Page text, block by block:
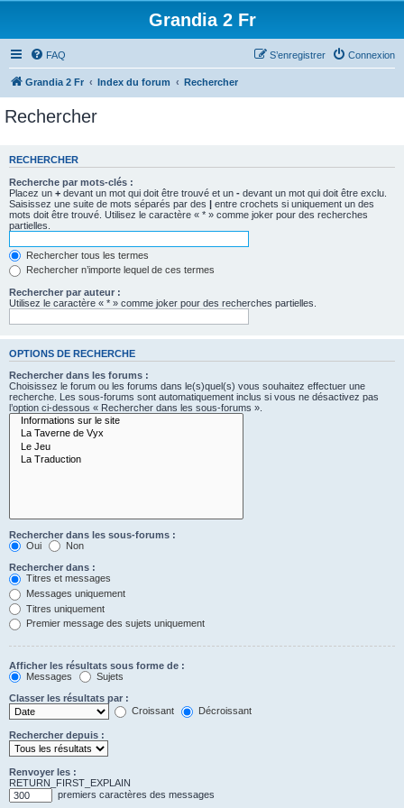
Grandia 2 Fr
FAQ Connexion
S’enregistrer
Grandia 2 Fr Index du forum Rechercher
Rechercher
RECHERCHER
Recherche par mots-clés :
Placez un + devant un mot qui doit être trouvé et un - devant un mot qui doit être exclu.
Saisissez une suite de mots séparés par des | entre crochets si uniquement un des
mots doit être trouvé. Utilisez le caractère « * » comme joker pour des recherches
partielles.
Rechercher tous les termes
Rechercher n’importe lequel de ces termes
Rechercher par auteur :
Utilisez le caractère « * » comme joker pour des recherches partielles.
OPTIONS DE RECHERCHE
Rechercher dans les forums :
Choisissez le forum ou les forums dans le(s)quel(s) vous souhaitez effectuer une
recherche. Les sous-forums sont automatiquement inclus si vous ne désactivez pas
l’option ci-dessous « Rechercher dans les sous-forums ».
Rechercher dans les sous-forums :
Oui
Non
Rechercher dans :
Titres et messages
Messages uniquement
Titres uniquement
Premier message des sujets uniquement
Afficher les résultats sous forme de :
Messages
Sujets
Classer les résultats par :
Croissant
Décroissant
Rechercher depuis :
Renvoyer les :
RETURN_FIRST_EXPLAIN
premiers caractères des messages